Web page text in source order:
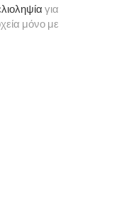
για
μόνο με